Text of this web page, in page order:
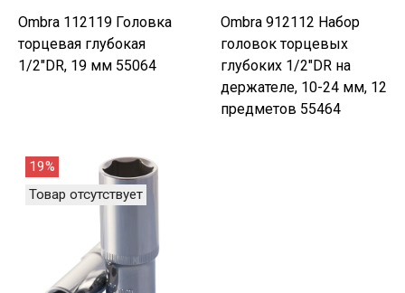
Ombra 112119 Головка
торцевая глубокая
1/2"DR, 19 мм 55064
Ombra 912112 Набор
головок торцевых
глубоких 1/2"DR на
держателе, 10-24 мм, 12
предметов 55464
19%
Товар отсутствует